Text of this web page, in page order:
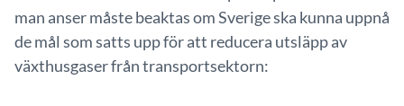
man anser måste beaktas om Sverige ska kunna uppnå
de mål som satts upp för att reducera utsläpp av
växthusgaser från transportsektorn: